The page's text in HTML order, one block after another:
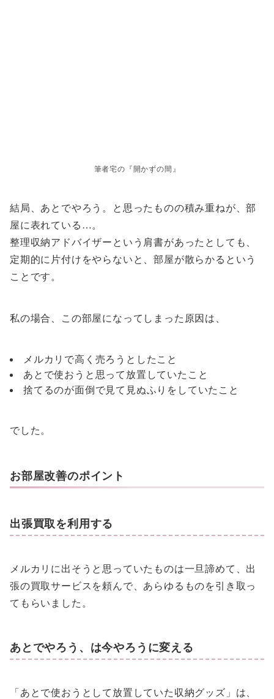
筆者宅の『開かずの間』
結局、あとでやろう。と思ったものの積み重ねが、部
屋に表れている…。
整理収納アドバイザーという肩書があったとしても、
定期的に片付けをやらないと、部屋が散らかるという
ことです。
私の場合、この部屋になってしまった原因は、
メルカリで高く売ろうとしたこと
あとで使おうと思って放置していたこと
捨てるのが面倒で見て見ぬふりをしていたこと
でした。
お部屋改善のポイント
出張買取を利用する
メルカリに出そうと思っていたものは一旦諦めて、出
張の買取サービスを頼んで、あらゆるものを引き取っ
てもらいました。
あとでやろう、は今やろうに変える
「あとで使おうとして放置していた収納グッズ」は、